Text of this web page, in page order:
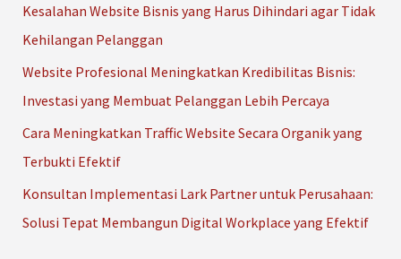
Kesalahan Website Bisnis yang Harus Dihindari agar Tidak
Kehilangan Pelanggan
Website Profesional Meningkatkan Kredibilitas Bisnis:
Investasi yang Membuat Pelanggan Lebih Percaya
Cara Meningkatkan Traffic Website Secara Organik yang
Terbukti Efektif
Konsultan Implementasi Lark Partner untuk Perusahaan:
Solusi Tepat Membangun Digital Workplace yang Efektif